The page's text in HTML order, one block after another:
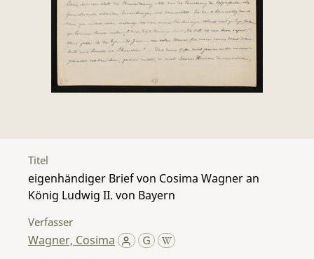
Titel
eigenhändiger Brief von Cosima Wagner an
König Ludwig II. von Bayern
Verfasser
Wagner, Cosima